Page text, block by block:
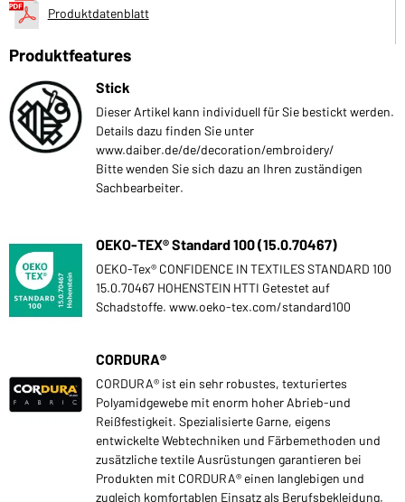
Produktdatenblatt
Produktfeatures
Stick
Dieser Artikel kann individuell für Sie bestickt werden.
Details dazu finden Sie unter
www.daiber.de/de/decoration/embroidery/
Bitte wenden Sie sich dazu an Ihren zuständigen
Sachbearbeiter.
OEKO-TEX® Standard 100 (15.0.70467)
OEKO-Tex® CONFIDENCE IN TEXTILES STANDARD 100
15.0.70467 HOHENSTEIN HTTI Getestet auf
Schadstoffe. www.oeko-tex.com/standard100
CORDURA®
CORDURA® ist ein sehr robustes, texturiertes
Polyamidgewebe mit enorm hoher Abrieb-und
Reißfestigkeit. Spezialisierte Garne, eigens
entwickelte Webtechniken und Färbemethoden und
zusätzliche textile Ausrüstungen garantieren bei
Produkten mit CORDURA® einen langlebigen und
zugleich komfortablen Einsatz als Berufsbekleidung.